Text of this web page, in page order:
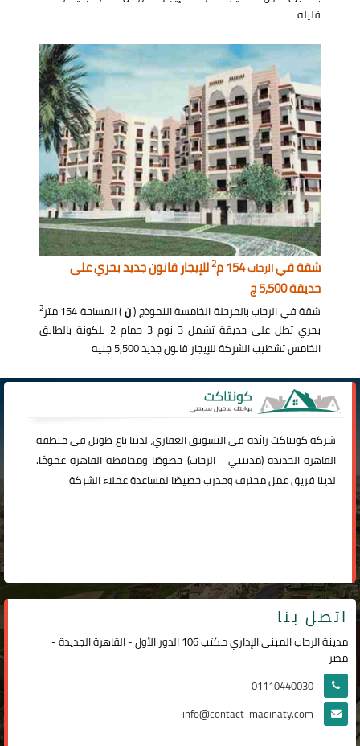
قليله
شقة فيالرحاب154 م 2للإيجار قانون جديد بحري على
حديقة 5,500 ج
شقة في الرحاب بالمرحلة الخامسة النموذج (ن) المساحة 154 متر 2
بحري تطل على حديقة تشمل 3 نوم 3 حمام 2 بلكونة بالطابق
الخامس تشطيب الشركة للإيجار قانون جديد 5,500 جنيه
شركةكونتاكترائدة فى التسويق العقاري، لدينا باع طويل فى منطقة
القاهرة الجديدة (مدينتي -الرحاب) خصوصًا ومحافظة القاهرة عمومًا.
لدينا فريق عمل محترف ومدرب خصيصًا لمساعدة عملاء الشركة
اتصل بنا
مدينة الرحاب المبنى الإداري مكتب 106 الدور الأول - القاهرة الجديدة -
مصر
01110440030
info@contact-madinaty.com